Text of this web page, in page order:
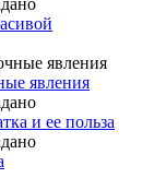
явления
и ее польза